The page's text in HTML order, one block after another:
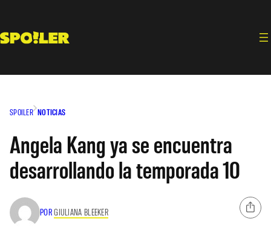
contenido
SPOILER NOTICIAS
Angela Kang ya se encuentra
desarrollando la temporada 10
PORGIULIANA BLEEKER